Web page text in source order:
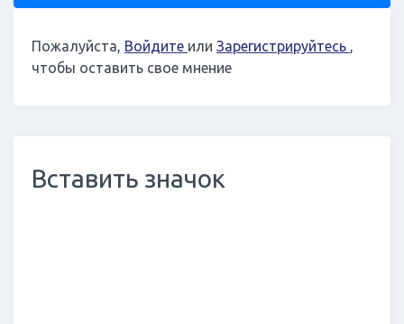
Пожалуйста, Войдите или Зарегистрируйтесь ,
чтобы оставить свое мнение
Вставить значок